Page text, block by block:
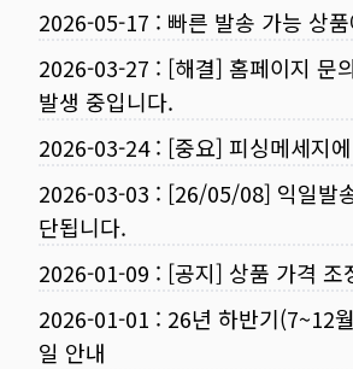
2026-05-17 : 빠른 발송 가능 상
2026-03-27 : [해결] 홈페이지 문
발생 중입니다.
2026-03-24: [중요] 피싱메세지
2026-03-03 : [26/05/08] 익일발
단됩니다.
2026-01-09 : [공지] 상품 가격 조
2026-01-01 : 26년 하반기(7~12
일 안내